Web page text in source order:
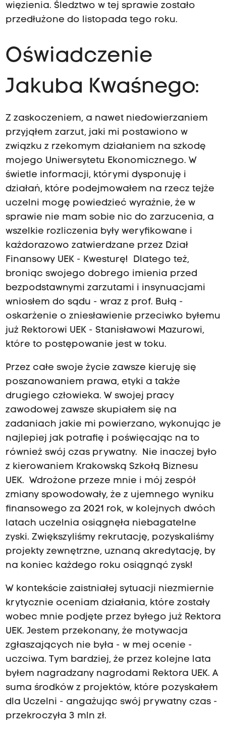
więzienia. Śledztwo w tej sprawie zostało
przedłużone do listopada tego roku.
Oświadczenie
Jakuba Kwaśnego:
Z zaskoczeniem, a nawet niedowierzaniem
przyjąłem zarzut, jaki mi postawiono w
związku z rzekomym działaniem na szkodę
mojego Uniwersytetu Ekonomicznego. W
świetle informacji, którymi dysponuję i
działań, które podejmowałem na rzecz tejże
uczelni mogę powiedzieć wyraźnie, że w
sprawie nie mam sobie nic do zarzucenia, a
wszelkie rozliczenia były weryfikowane i
każdorazowo zatwierdzane przez Dział
Finansowy UEK - Kwesturę! Dlatego też,
broniąc swojego dobrego imienia przed
bezpodstawnymi zarzutami i insynuacjami
wniosłem do sądu - wraz z prof. Bułą -
oskarżenie o zniesławienie przeciwko byłemu
już Rektorowi UEK - Stanisławowi Mazurowi,
które to postępowanie jest w toku.
Przez całe swoje życie zawsze kieruję się
poszanowaniem prawa, etyki a także
drugiego człowieka. W swojej pracy
zawodowej zawsze skupiałem się na
zadaniach jakie mi powierzano, wykonując je
najlepiej jak potrafię i poświęcając na to
również swój czas prywatny. Nie inaczej było
z kierowaniem Krakowską Szkołą Biznesu
UEK. Wdrożone przeze mnie i mój zespół
zmiany spowodowały, że z ujemnego wyniku
finansowego za 2021 rok, w kolejnych dwóch
latach uczelnia osiągnęła niebagatelne
zyski. Zwiększyliśmy rekrutację, pozyskaliśmy
projekty zewnętrzne, uznaną akredytację, by
na koniec każdego roku osiągnąć zysk!
W kontekście zaistniałej sytuacji niezmiernie
krytycznie oceniam działania, które zostały
wobec mnie podjęte przez byłego już Rektora
UEK. Jestem przekonany, że motywacja
zgłaszających nie była - w mej ocenie -
uczciwa. Tym bardziej, że przez kolejne lata
byłem nagradzany nagrodami Rektora UEK. A
suma środków z projektów, które pozyskałem
dla Uczelni - angażując swój prywatny czas -
przekroczyła 3 mln zł.